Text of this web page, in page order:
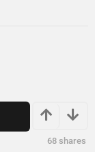
68 shares